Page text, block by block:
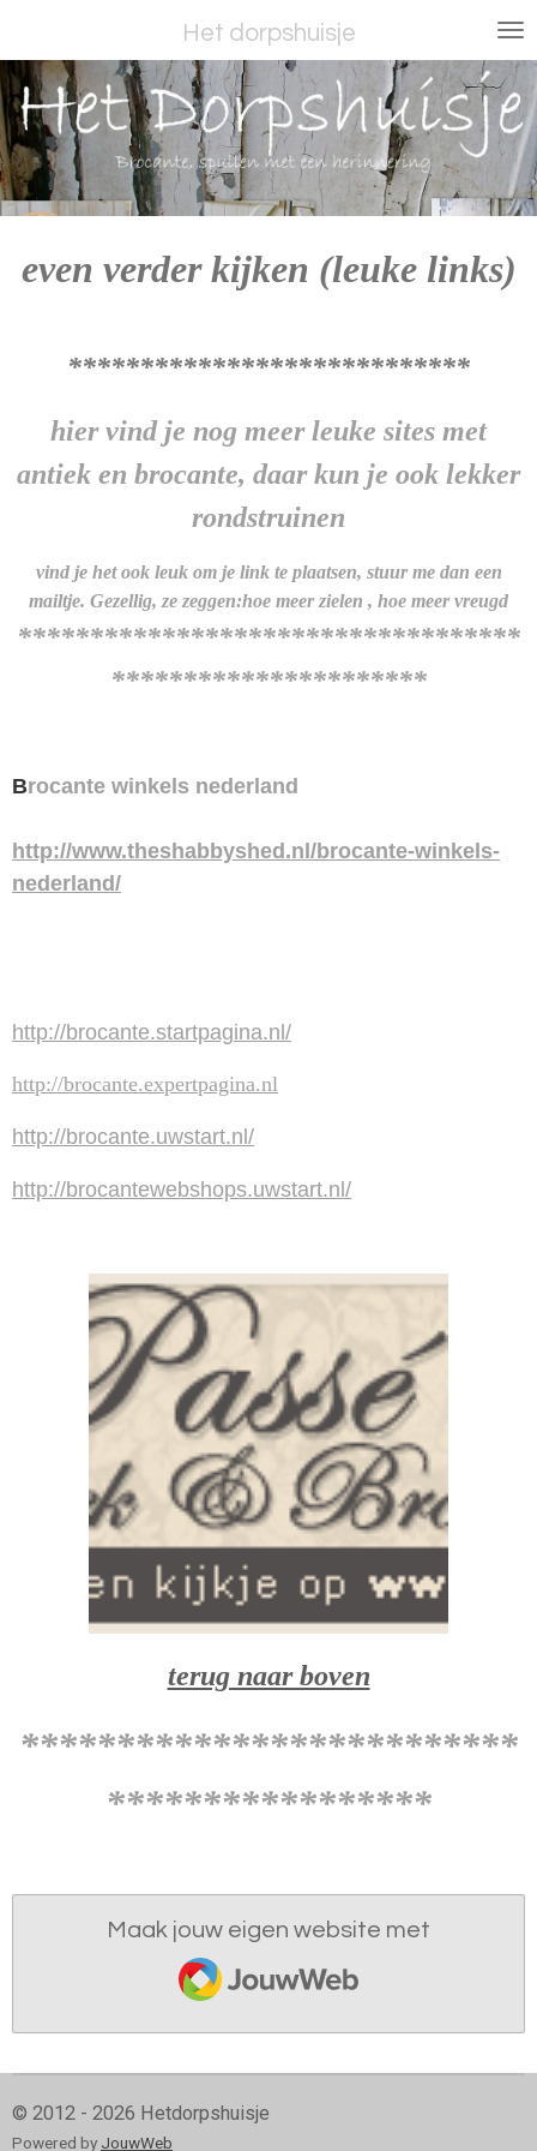
naar
de
hoofdinhoud
Het dorpshuisje
even verder kijken (leuke links)
****************************
hier vind je nog meer leuke sites met
antiek en brocante, daar kun je ook lekker
rondstruinen
vind je het ook leuk om je link te plaatsen, stuur me dan een
mailtje. Gezellig, ze zeggen:hoe meer zielen , hoe meer vreugd
***********************************
**********************
Brocante winkels nederland
http://www.theshabbyshed.nl/brocante-winkels-
nederland/
http://brocante.startpagina.nl/
http://brocante.expertpagina.nl
http://brocante.uwstart.nl/
http://brocantewebshops.uwstart.nl/
terug naar boven
**************************
*****************
Maak jouw eigen website met
JouwWeb
© 2012 - 2026 Hetdorpshuisje
Powered by JouwWeb